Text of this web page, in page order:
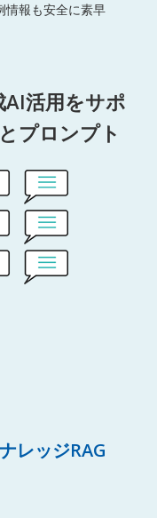
情報も安全に素早
AI活用をサポ
プロンプト
レッジRAG